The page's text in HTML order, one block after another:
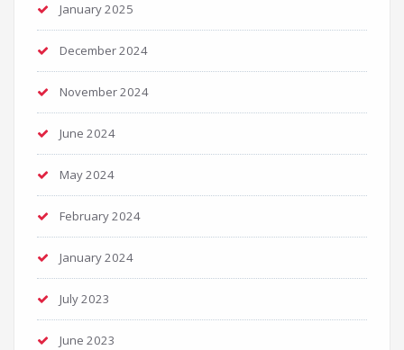
January 2025
December 2024
November 2024
June 2024
May 2024
February 2024
January 2024
July 2023
June 2023